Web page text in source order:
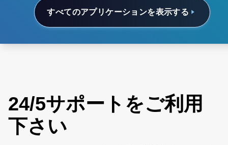
すべてのアプリケーションを表示する
24/5サポートをご利用
下さい